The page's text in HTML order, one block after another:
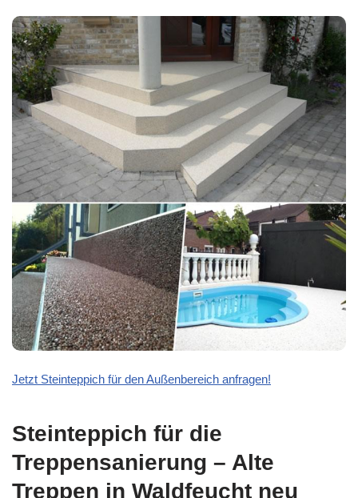
Jetzt Steinteppich für den Außenbereich anfragen!
Steinteppich für die
Treppensanierung – Alte
Treppen in Waldfeucht neu